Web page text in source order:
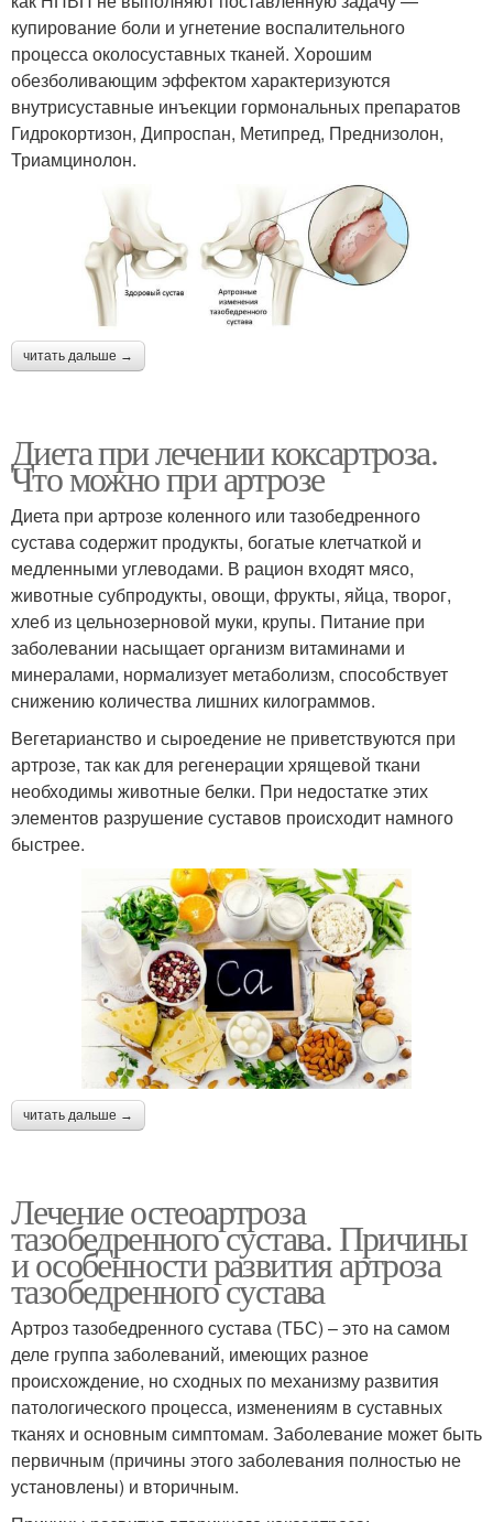
купирование боли и угнетение воспалительного
процесса околосуставных тканей. Хорошим
обезболивающим эффектом характеризуются
внутрисуставные инъекции гормональных препаратов
Гидрокортизон, Дипроспан, Метипред, Преднизолон,
Триамцинолон.
читать дальше →
Диета при лечении коксартроза.
Что можно при артрозе
Диета при артрозе коленного или тазобедренного
сустава содержит продукты, богатые клетчаткой и
медленными углеводами. В рацион входят мясо,
животные субпродукты, овощи, фрукты, яйца, творог,
хлеб из цельнозерновой муки, крупы. Питание при
заболевании насыщает организм витаминами и
минералами, нормализует метаболизм, способствует
снижению количества лишних килограммов.
Вегетарианство и сыроедение не приветствуются при
артрозе, так как для регенерации хрящевой ткани
необходимы животные белки. При недостатке этих
элементов разрушение суставов происходит намного
быстрее.
читать дальше →
Лечение остеоартроза
тазобедренного сустава. Причины
и особенности развития артроза
тазобедренного сустава
Артроз тазобедренного сустава (ТБС) – это на самом
деле группа заболеваний, имеющих разное
происхождение, но сходных по механизму развития
патологического процесса, изменениям в суставных
тканях и основным симптомам. Заболевание может быть
первичным (причины этого заболевания полностью не
установлены) и вторичным.